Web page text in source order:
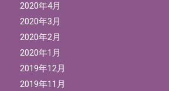
2020年4月
2020年3月
2020年2月
2020年1月
2019年12月
2019年11月